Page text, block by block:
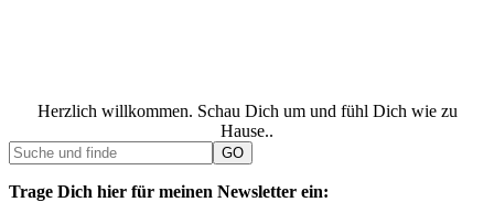
Herzlich willkommen. Schau Dich um und fühl Dich wie zu
Hause..
Trage Dich hier für meinen Newsletter ein: